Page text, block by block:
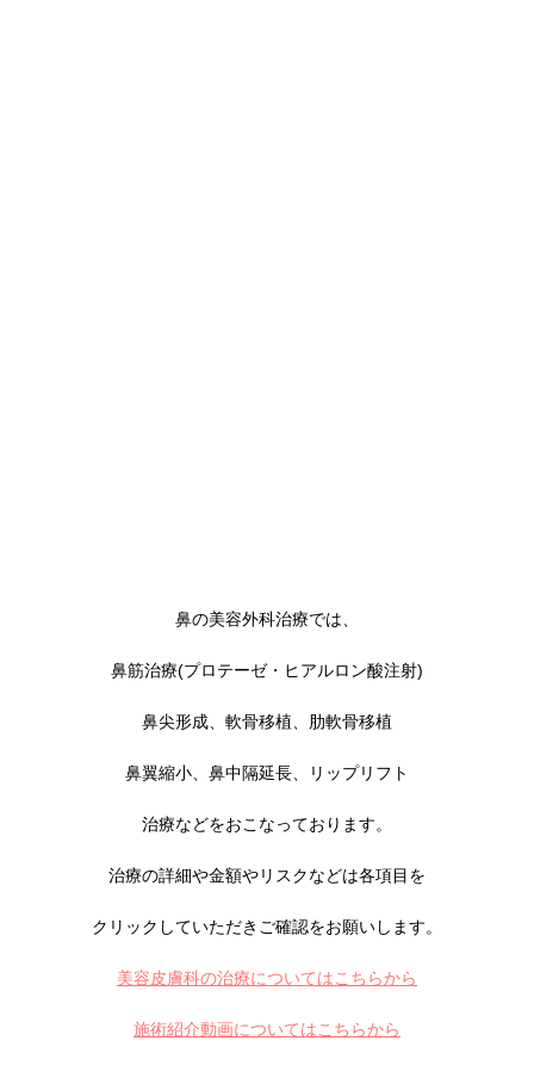
鼻の美容外科治療では、
鼻筋治療(プロテーゼ・ヒアルロン酸注射)
鼻尖形成、軟骨移植、肋軟骨移植
鼻翼縮小、鼻中隔延長、リップリフト
治療などをおこなっております。
治療の詳細や金額やリスクなどは各項目を
クリックしていただきご確認をお願いします。
美容皮膚科の治療についてはこちらから
施術紹介動画についてはこちらから